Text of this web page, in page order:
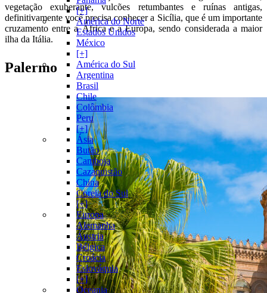
[+]
América do Norte
Estados Unidos
México
[+]
América do Sul
Argentina
Brasil
Chile
Colômbia
Peru
[+]
Ásia
Butão
Camboja
Cazaquistão
China
Coreia do Sul
[+]
Europa
Alemanha
Áustria
Bélgica
Croácia
Eslováquia
[+]
Oceania
vegetação exuberante, vulcões retumbantes e ruínas antigas,
definitivamente você precisa conhecer a Sicília, que é um importante
cruzamento entre a África e a Europa, sendo considerada a maior
ilha da Itália.
Palermo